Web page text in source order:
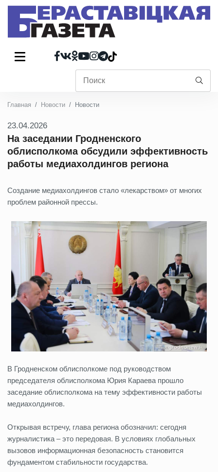
Главная Новости Новости
23.04.2026
На заседании Гродненского
облисполкома обсудили эффективность
работы медиахолдингов региона
Создание медиахолдингов стало «лекарством» от многих
проблем районной прессы.
В Гродненском облисполкоме под руководством
председателя облисполкома Юрия Караева прошло
заседание облисполкома на тему эффективности работы
медиахолдингов.
Открывая встречу, глава региона обозначил: сегодня
журналистика – это передовая. В условиях глобальных
вызовов информационная безопасность становится
фундаментом стабильности государства.